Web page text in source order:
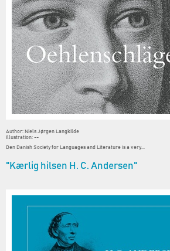
Author: Niels Jørgen Langkilde
Illustration: --
Den Danish Society for Languages and Literature is a very...
"Kærlig hilsen H. C. Andersen"